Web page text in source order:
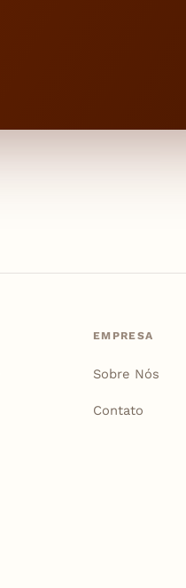
EMPRESA
Sobre Nós
Contato